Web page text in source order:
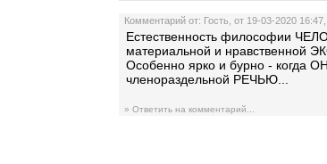
Комментарий от: Гость, от 19-03-2020 16:47,
Естественность философии
материальной и нравственной
Особенно ярко и бурно - когда
членораздельной РЕЧЬЮ...
» Ответить на комментарий...